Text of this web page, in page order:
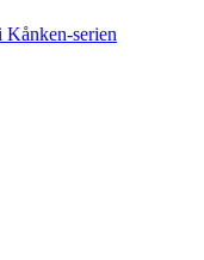
Kånken-serien